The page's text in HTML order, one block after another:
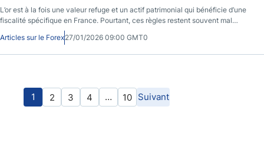
servent à identifier des signaux de trading potentiels. Ils ne garantissent
jamais un retournement et doivent toujours être confirmés par la bougie
suivante et le contexte du marché.
L’or est à la fois une valeur refuge et un actif patrimonial qui bénéficie d’une
fiscalité spécifique en France. Pourtant, ces règles restent souvent mal
comprises par les investisseurs particuliers . En pratique, passer par un
courtier permet non seulement de sécuriser l’achat, mais aussi d’optimiser la
Articles sur le Forex27/01/2026 09:00 GMT0
1 2 3 4 … 10 Suivant